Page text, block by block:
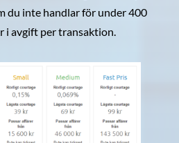
du inte handlar för under 400
i avgift per transaktion.